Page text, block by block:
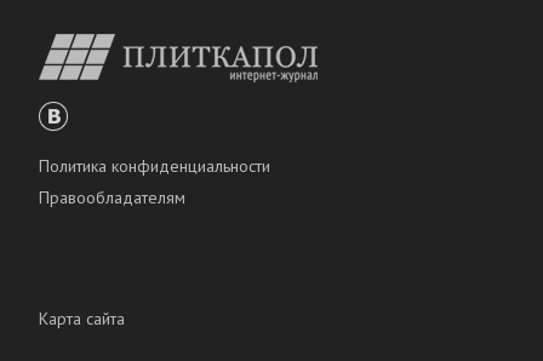
Политика конфиденциальности
Правообладателям
Карта сайта